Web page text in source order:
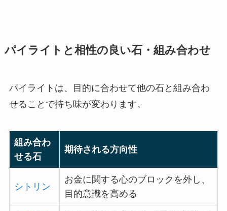
パイライトと相性の良い石・組み合わせ
パイライトは、目的に合わせて他の石と組み合わ
せることで持ち味が変わります。
組み合わ
せる石
期待される方向性
シトリン
お金に関する心のブロックを外し、
目的意識を高める